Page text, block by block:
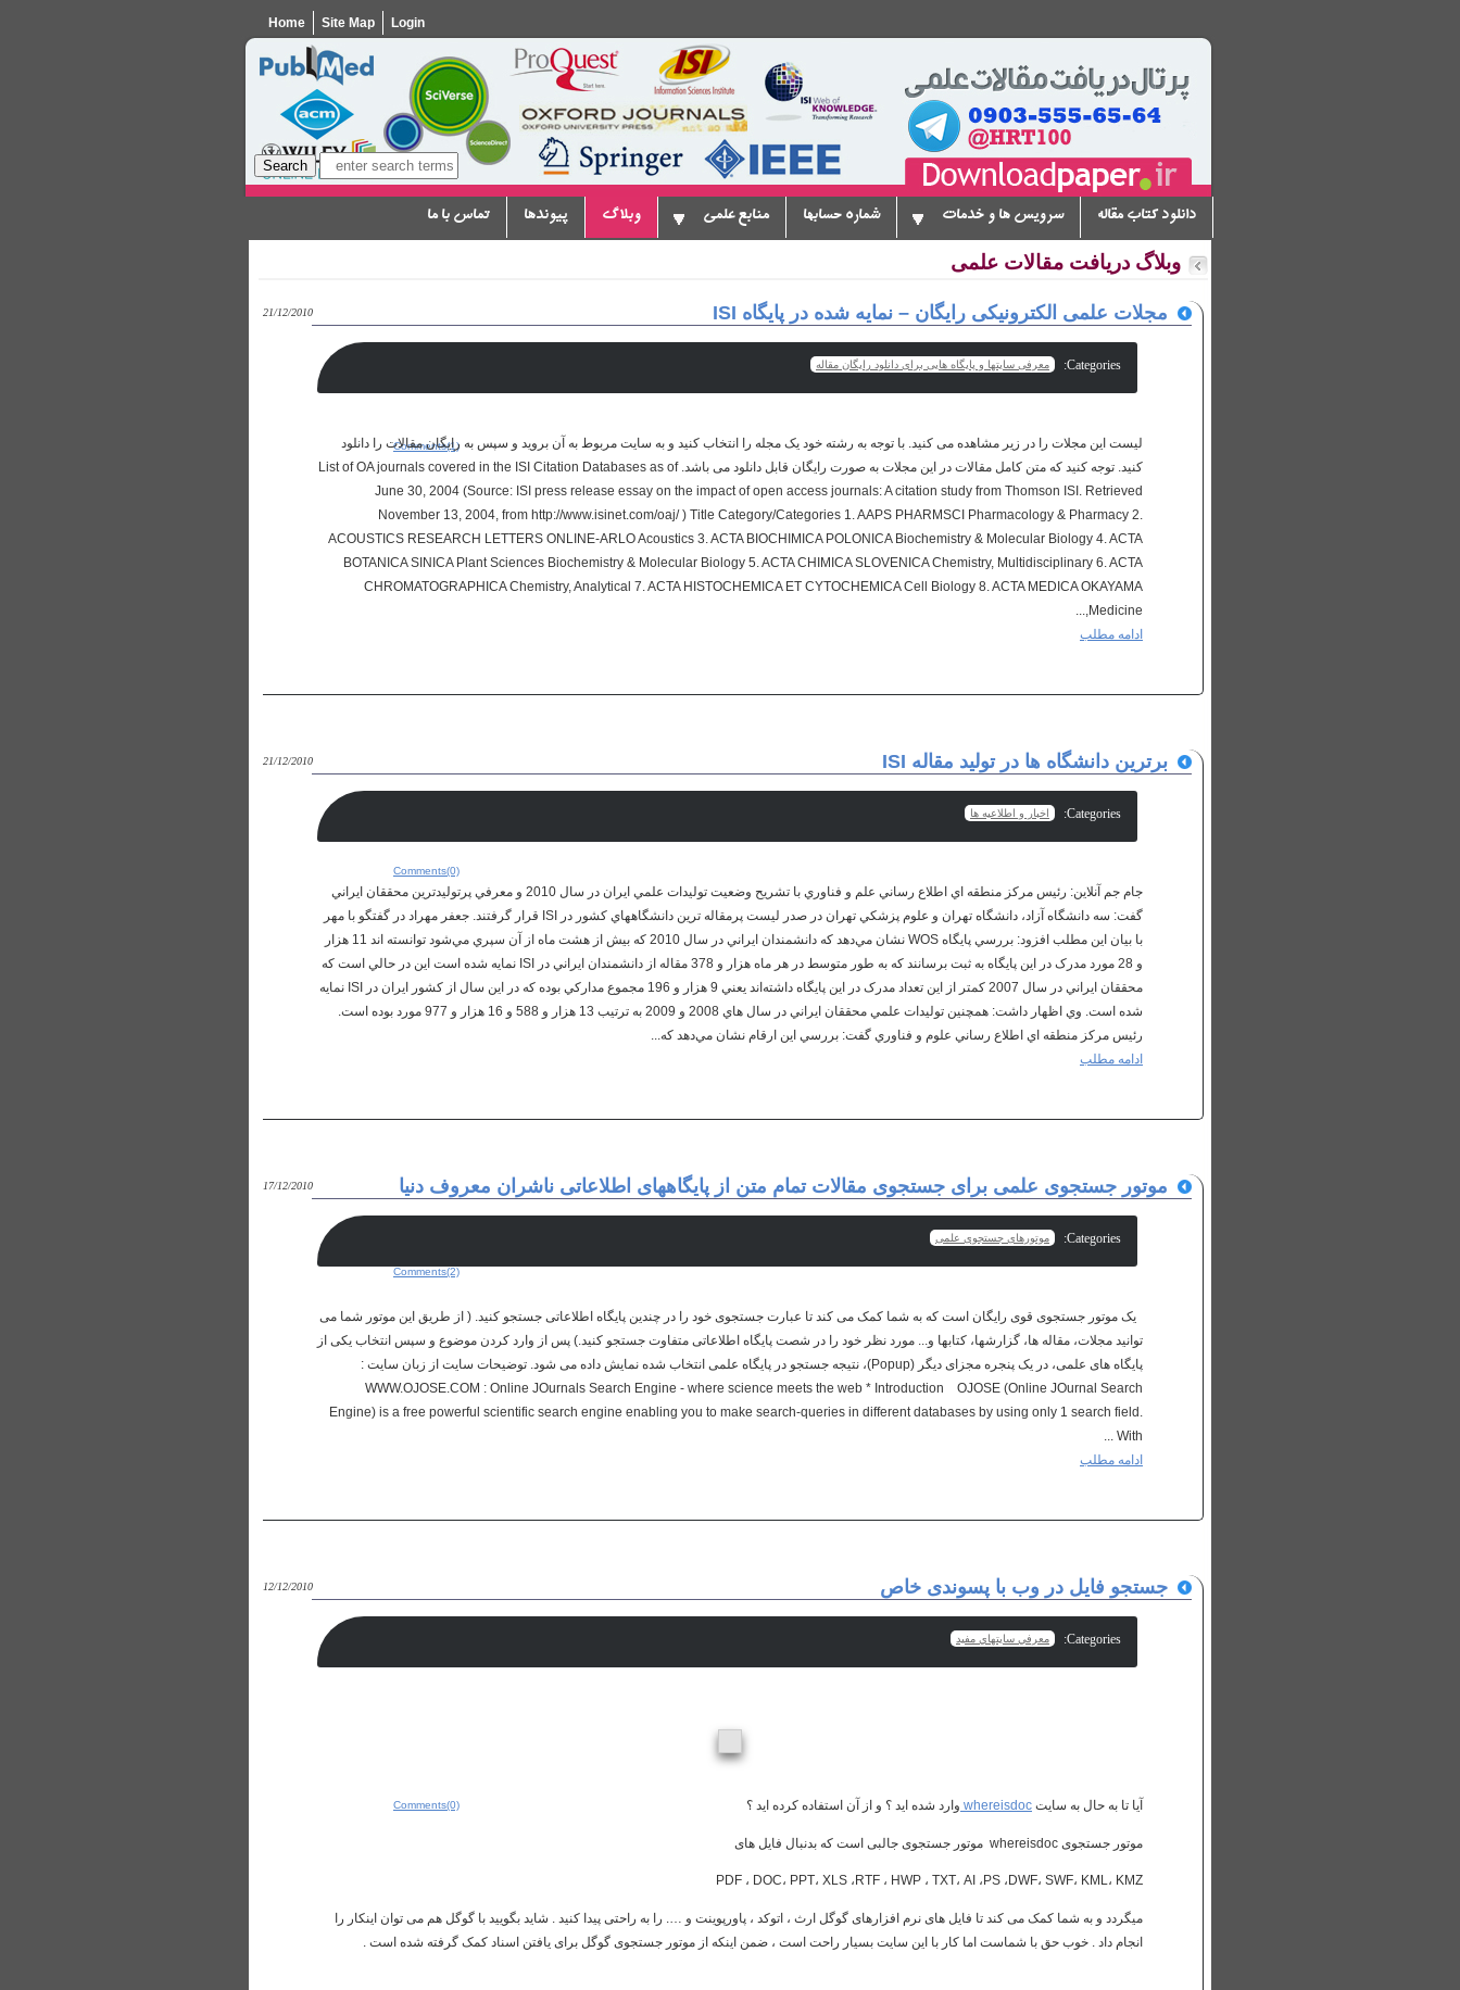
Home Site Map Login
دانلود کتاب مقاله سرویس ها و خدمات شماره حسابها منابع علمی وبلاگ پیوندها تماس با ما
وبلاگ دریافت مقالات علمی
مجلات علمی الکترونیکی رایگان – نمایه شده در پایگاه ISI 21/12/2010
Categories: معرفی سایتها و پایگاه هایی برای دانلود رایگان مقاله
لیست این مجلات را در زیر مشاهده می کنید. با توجه به رشته خود یک مجله را انتخاب کنید و به سایت مربوط به آن بروید و سپس به رایگان مقالات را دانلود
کنید. توجه کنید که متن کامل مقالات در این مجلات به صورت رایگان قابل دانلود می باشد. List of OA journals covered in the ISI Citation Databases as of
June 30, 2004 (Source: ISI press release essay on the impact of open access journals: A citation study from Thomson ISI. Retrieved
November 13, 2004, from http://www.isinet.com/oaj/ ) Title Category/Categories 1. AAPS PHARMSCI Pharmacology & Pharmacy 2.
ACOUSTICS RESEARCH LETTERS ONLINE-ARLO Acoustics 3. ACTA BIOCHIMICA POLONICA Biochemistry & Molecular Biology 4. ACTA
BOTANICA SINICA Plant Sciences Biochemistry & Molecular Biology 5. ACTA CHIMICA SLOVENICA Chemistry, Multidisciplinary 6. ACTA
CHROMATOGRAPHICA Chemistry, Analytical 7. ACTA HISTOCHEMICA ET CYTOCHEMICA Cell Biology 8. ACTA MEDICA OKAYAMA
Medicine,...
ادامه مطلب
Comments(1)
برترين دانشگاه ها در توليد مقاله ISI 21/12/2010
Categories: اخبار و اطلاعیه ها
جام جم آنلاين: رئيس مرکز منطقه اي اطلاع رساني علم و فناوري با تشريح وضعيت توليدات علمي ايران در سال 2010 و معرفي پرتوليدترين محققان ايراني
گفت: سه دانشگاه آزاد، دانشگاه تهران و علوم پزشکي تهران در صدر ليست پرمقاله ترين دانشگاههاي کشور در ISI قرار گرفتند. جعفر مهراد در گفتگو با مهر
با بيان اين مطلب افزود: بررسي پايگاه WOS نشان مي‌دهد که دانشمندان ايراني در سال 2010 که بيش از هشت ماه از آن سپري مي‌شود توانسته ‌اند 11 هزار
و 28 مورد مدرک در اين پايگاه به ثبت برسانند که به طور متوسط در هر ماه هزار و 378 مقاله از دانشمندان ايراني در ISI نمايه شده است اين در حالي است که
محققان ايراني در سال 2007 کمتر از اين تعداد مدرک در اين پايگاه داشته‌اند يعني 9 هزار و 196 مجموع مدارکي بوده که در اين سال از کشور ايران در ISI نمايه
شده است. وي اظهار داشت: همچنين توليدات علمي محققان ايراني در سال هاي 2008 و 2009 به ترتيب 13 هزار و 588 و 16 هزار و 977 مورد بوده است.
رئيس مرکز منطقه اي اطلاع رساني علوم و فناوري گفت: بررسي اين ارقام نشان مي‌دهد که...
ادامه مطلب
Comments(0)
موتور جستجوی علمی برای جستجوی مقالات تمام متن از پایگاههای اطلاعاتی ناشران معروف دنیا 17/12/2010
Categories: موتورهای جستجوی علمی
یک موتور جستجوی قوی رایگان است که به شما کمک می کند تا عبارت جستجوی خود را در چندین پایگاه اطلاعاتی جستجو کنید. ( از طریق این موتور شما می
توانید مجلات، مقاله ها، گزارشها، کتابها و... مورد نظر خود را در شصت پایگاه اطلاعاتی متفاوت جستجو کنید.) پس از وارد کردن موضوع و سپس انتخاب یکی از
پایگاه های علمی، در یک پنجره مجزای دیگر (Popup)، نتیجه جستجو در پایگاه علمی انتخاب شده نمایش داده می شود. توضیحات سایت از زبان سایت :
WWW.OJOSE.COM : Online JOurnals Search Engine - where science meets the web * Introduction OJOSE (Online JOurnal Search
Engine) is a free powerful scientific search engine enabling you to make search-queries in different databases by using only 1 search field.
With ...
ادامه مطلب
Comments(2)
جستجو فایل در وب با پسوندی خاص 12/12/2010
Categories: معرفي سايتهاي مفيد
آیا تا به حال به سایت whereisdoc وارد شده اید ؟ و از آن استفاده کرده اید ؟
موتور جستجوی whereisdoc موتور جستجوی جالبی است که بدنبال فایل های
PDF ، DOC، PPT، XLS ،RTF ، HWP ، TXT، AI ،PS ،DWF، SWF، KML، KMZ
میگردد و به شما کمک می کند تا فایل های نرم افزارهای گوگل ارث ، اتوکد ، پاورپوینت و …. را به راحتی پیدا کنید . شاید بگویید با گوگل هم می توان اینکار را
انجام داد . خوب حق با شماست اما کار با این سایت بسیار راحت است ، ضمن اینکه از موتور جستجوی گوگل برای یافتن اسناد کمک گرفته شده است .
Comments(0)